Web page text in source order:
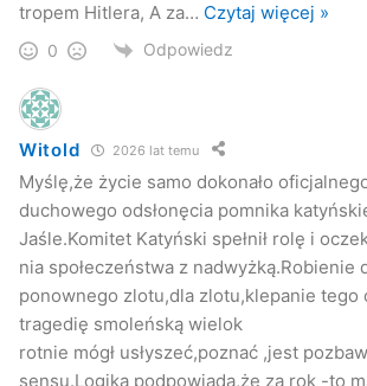
tropem Hitlera, A za… Czytaj więcej »
0 Odpowiedz
Witold 2026 lat temu
Myślę,że życie samo dokonało
duchowego odsłonęcia pomnika
Jaśle.Komitet Katyński spełnił rolę i
nia społeczeństwa z nadwyżką.Robienie
ponownego zlotu,dla zlotu,klepanie tego
tragedię smoleńską wielok
rotnie mógł usłyszeć,poznać ,jest
sensu.Logika podpowiada,że za rok -to